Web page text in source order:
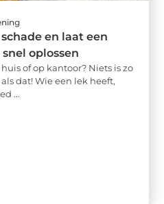
en laat een
oplossen
of op kantoor? Niets is zo
dat! Wie een lek heeft,
...